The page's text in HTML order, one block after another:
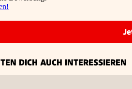
DICH AUCH INTERESSIEREN